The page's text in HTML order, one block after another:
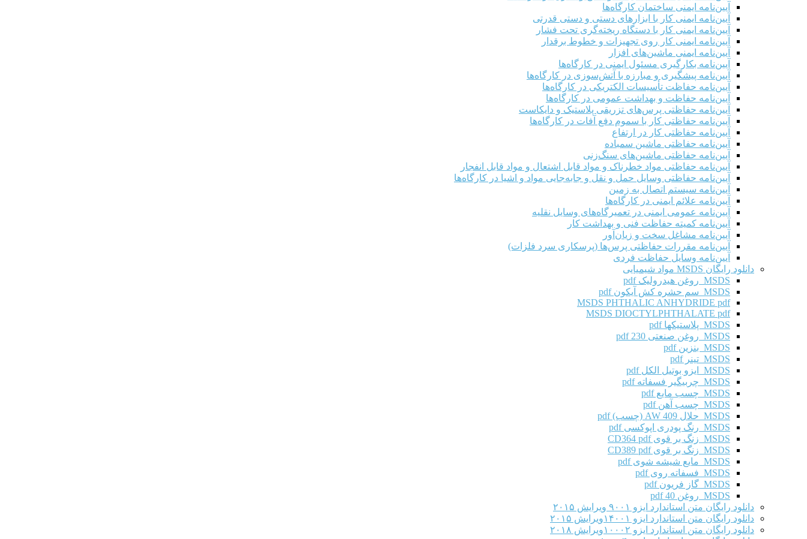
آیین‌نامه ایمنی ساختمان کارگاه‌ها
آیین‌نامه ایمنی کار با ابزارهای دستی و دستی قدرتی
آیین‌نامه ایمنی کار با دستگاه ریخته‌گری تحت فشار
آیین‌نامه ایمنی کار روی تجهیزات و خطوط برقدار
آیین‌نامه ایمنی ماشین‌های افزار
آیین‌نامه بکارگیری مسئول ایمنی در کارگاه‌ها
آیین‌نامه پیشگیری و مبارزه با آتش‌سوزی در کارگاه‌ها
آیین‌نامه حفاظت تأسیسات الکتریکی در کارگاه‌ها
آیین‌نامه حفاظت و بهداشت عمومی در کارگاه‌ها
آیین‌نامه حفاظتی پرس‌های تزریقی پلاستیک و دایکاست
آیین‌نامه حفاظتی کار با سموم دفع آفات در کارگاه‌ها
آیین‌نامه حفاظتی کار در ارتفاع
آیین‌نامه حفاظتی ماشین سمباده
آیین‌نامه حفاظتی ماشین‌های سنگ‌زنی
آیین‌نامه حفاظتی مواد خطرناک و مواد قابل اشتعال و مواد قابل انفجار
آیین‌نامه حفاظتی وسایل حمل و نقل و جابه‌جایی مواد و اشیا در کارگاه‌ها
آیین‌نامه سیستم اتصال به زمین
آیین‌نامه علائم ایمنی در کارگاه‌ها
آیین‌نامه عمومی ایمنی در تعمیرگاه‌های وسایل نقلیه
آیین‌نامه کمیته حفاظت فنی و بهداشت کار
آیین‌نامه مشاغل سخت و زیان‌آور
آیین‌نامه مقررات حفاظتی پرس‌ها (پرسکاری سرد فلزات)
آیین‌نامه وسایل حفاظت فردی
دانلود رایگان MSDS مواد شیمیایی
MSDS روغن هیدرولیک pdf
MSDS سم حشره کش آیکون pdf
MSDS PHTHALIC ANHYDRIDE pdf
MSDS DIOCTYLPHTHALATE pdf
MSDS پلاستیکها pdf
MSDS روغن صنعتی 230 pdf
MSDS بنزین pdf
MSDS تینر pdf
MSDS ایزو بوتیل الکل pdf
MSDS چربیگیر فسفاته pdf
MSDS چسب مایع pdf
MSDS چسب آهن pdf
MSDS حلال AW 409 (چسب) pdf
MSDS رنگ پودری اپوکسی pdf
MSDS زنگ بر قوی CD364 pdf
MSDS زنگ بر قوی CD389 pdf
MSDS مایع شیشه شوی pdf
MSDS فسفاته روی pdf
MSDS گاز فریون pdf
MSDS روغن 40 pdf
دانلود رایگان متن استاندارد ایزو ۹۰۰۱ ویرایش ۲۰۱۵
دانلود رایگان متن استاندارد ایزو ۱۴۰۰۱ویرایش ۲۰۱۵
دانلود رایگان متن استاندارد ایزو ۱۰۰۰۲ویرایش ۲۰۱۸